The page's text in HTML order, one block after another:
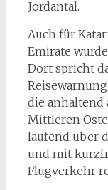
Jordantal.
Auch für
Emirate
Dort spricht
die anhaltend
Mittleren
laufend über
und mit
Flugverkehr